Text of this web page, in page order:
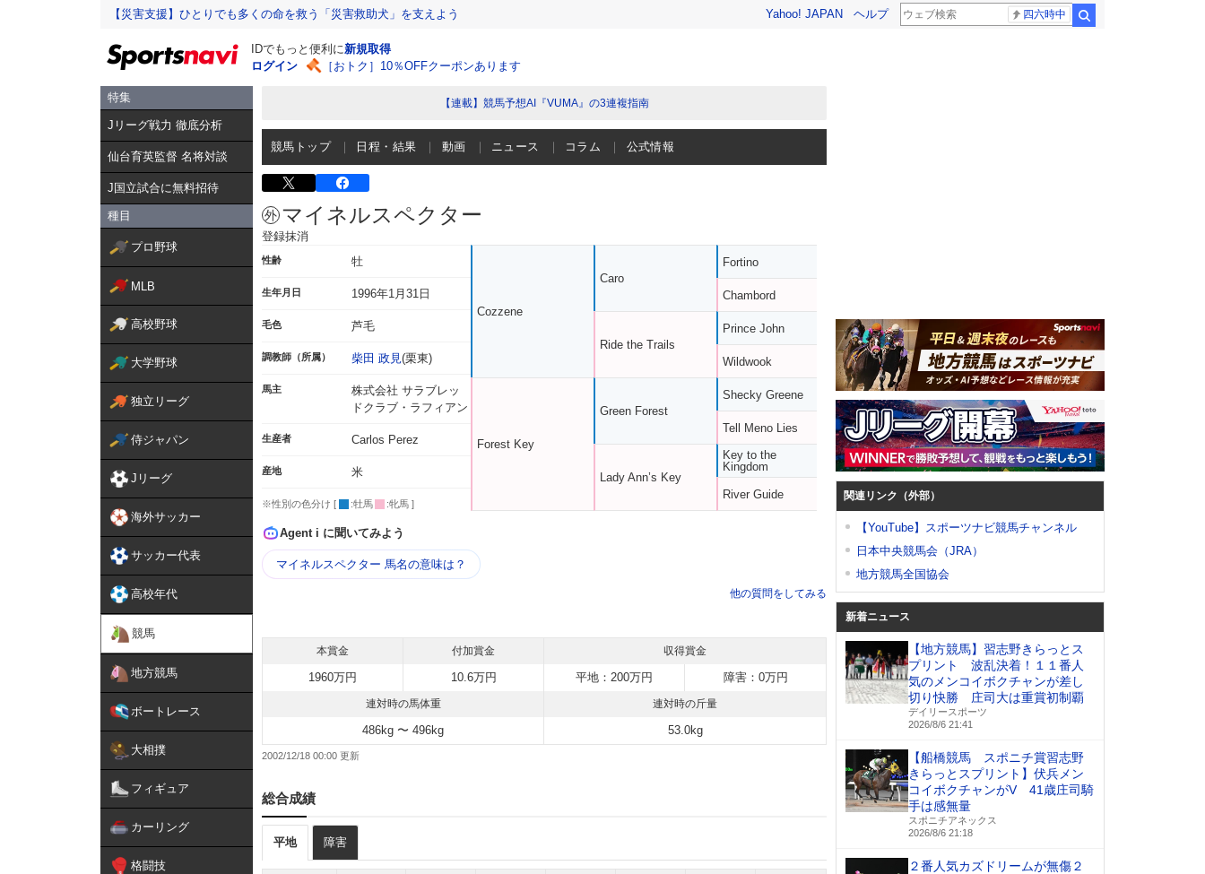
【災害支援】ひとりでも多くの命を救う「災害救助犬」を支えよう Yahoo! JAPAN ヘルプ 四六時中
IDでもっと便利に新規取得
ログイン
［おトク］10％OFFクーポンあります
特集
Jリーグ戦力 徹底分析
仙台育英監督 名将対談
J国立試合に無料招待
種目
プロ野球
MLB
高校野球
大学野球
独立リーグ
侍ジャパン
Jリーグ
海外サッカー
サッカー代表
高校年代
競馬
地方競馬
ボートレース
大相撲
フィギュア
カーリング
格闘技
【連載】競馬予想AI『VUMA』の3連複指南
競馬トップ 日程・結果 動画 ニュース コラム 公式情報
マイネルスペクター
登録抹消
性齢 牡
生年月日 1996年1月31日
毛色 芦毛
調教師（所属） 柴田 政見(栗東)
馬主
株式会社 サラブレッ
ドクラブ・ラフィアン
生産者 Carlos Perez
産地 米
※性別の色分け [ :牡馬 :牝馬 ]
Cozzene
Forest Key
Caro
Ride the Trails
Green Forest
Lady Ann’s Key
Fortino
Chambord
Prince John
Wildwook
Shecky Greene
Tell Meno Lies
Key to the
Kingdom
River Guide
Agent i に聞いてみよう
マイネルスペクター 馬名の意味は？
他の質問をしてみる
本賞金 付加賞金 収得賞金
1960万円 10.6万円 平地：200万円 障害：0万円
連対時の馬体重 連対時の斤量
486kg 〜 496kg 53.0kg
2002/12/18 00:00
総合成績
平地 障害
関連リンク（外部）
【YouTube】スポーツナビ競馬チャンネル
日本中央競馬会（JRA）
地方競馬全国協会
新着ニュース
【地方競馬】習志野きらっとス
プリント 波乱決着！１１番人
気のメンコイボクチャンが差し
切り快勝 庄司大は重賞初制覇
デイリースポーツ
2026/8/6 21:41
【船橋競馬 スポニチ賞習志野
きらっとスプリント】伏兵メン
コイボクチャンがV 41歳庄司騎
手は感無量
スポニチアネックス
2026/8/6 21:18
２番人気カズドリームが無傷２